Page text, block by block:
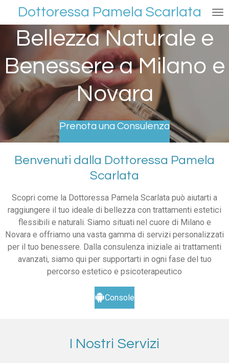
al
contenuto
principale
Dottoressa Pamela Scarlata
Bellezza Naturale e
Benessere a Milano e
Novara
Prenota una Consulenza
Benvenuti dalla Dottoressa Pamela
Scarlata
Scopri come la Dottoressa Pamela Scarlata può aiutarti a
raggiungere il tuo ideale di bellezza con trattamenti estetici
flessibili e naturali. Siamo situati nel cuore di Milano e
Novara e offriamo una vasta gamma di servizi personalizzati
per il tuo benessere. Dalla consulenza iniziale ai trattamenti
avanzati, siamo qui per supportarti in ogni fase del tuo
percorso estetico e psicoterapeutico
Console
I Nostri Servizi